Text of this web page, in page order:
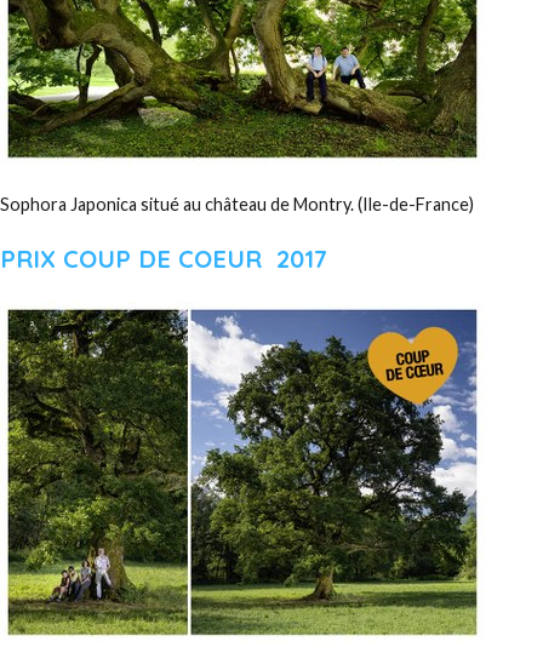
Sophora Japonica situé au château de Montry. (Ile-de-France)
PRIX COUP DE COEUR 2017